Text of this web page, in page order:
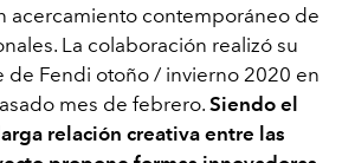
acercamiento contemporáneo de
La colaboración realizó su
de Fendi otoño / invierno 2020 en
mes de febrero. Siendo el
relación creativa entre las